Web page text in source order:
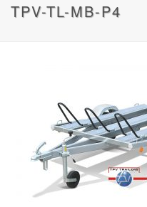
TPV-TL-MB-P4